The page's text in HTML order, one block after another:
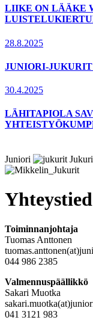
LIIKE ON LÄÄKE
28.8.2025
JUNIORI-
30.4.2025
LÄHITAPIOLA
Juniori
Toiminnanjohtaja
Tuomas Anttonen
044 986 2385
Valmennuspäällikkö
Sakari Muotka
041 3121 983